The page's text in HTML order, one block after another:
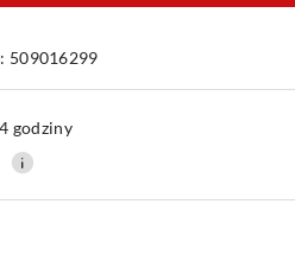
509016299
godziny